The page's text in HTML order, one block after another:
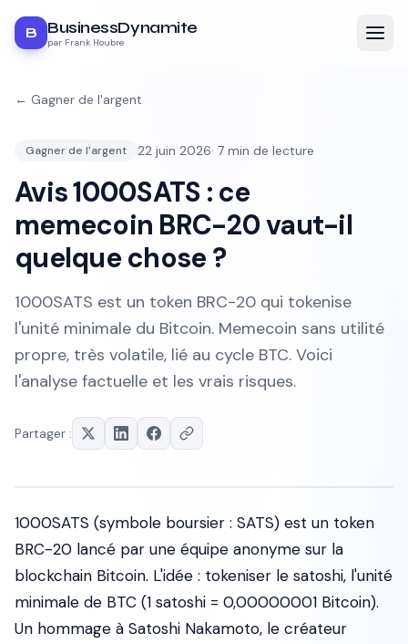
B BusinessDynamite
par Frank Houbre
← Gagner de l'argent
Gagner de l'argent 22 juin 2026· 7 min de lecture
Avis 1000SATS : ce
memecoin BRC-20 vaut-il
quelque chose ?
1000SATS est un token BRC-20 qui tokenise
l'unité minimale du Bitcoin. Memecoin sans utilité
propre, très volatile, lié au cycle BTC. Voici
l'analyse factuelle et les vrais risques.
Partager :
1000SATS (symbole boursier : SATS) est un token
BRC-20 lancé par une équipe anonyme sur la
blockchain Bitcoin. L'idée : tokeniser le satoshi, l'unité
minimale de BTC (1 satoshi = 0,00000001 Bitcoin).
Un hommage à Satoshi Nakamoto, le créateur